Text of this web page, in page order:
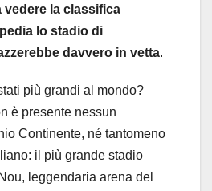
vedere la classifica
lo stadio di
davvero in vetta.
più grandi al mondo?
è presente nessun
Continente, né tantomeno
il più grande stadio
leggendaria arena del